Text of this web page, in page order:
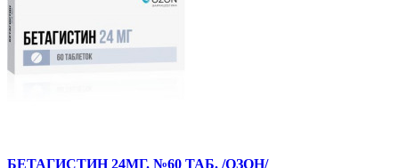
БЕТАГИСТИН 24МГ. №60 ТАБ. /ОЗОН/